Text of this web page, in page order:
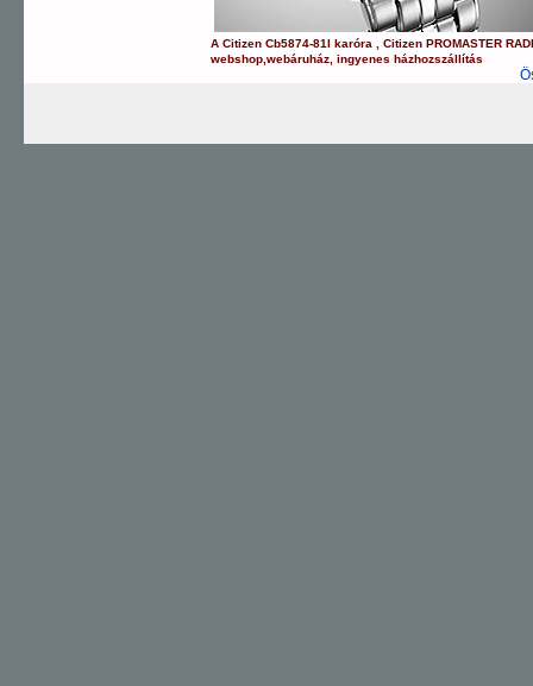
ACitizen Cb5874-81l karóra ,Citizen PROMASTER
webshop ,webáruház ,ingyenes házhozszállítás